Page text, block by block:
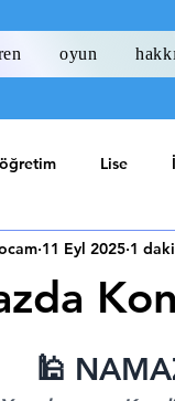
oyun
Lise
11 Eyl 2025 1
NaN yıldız
🕌